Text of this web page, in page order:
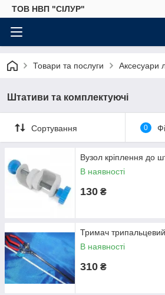
ТОВ НВП "СІЛУР"
Товари та послуги Аксесуари
Штативи та комплектуючі
Сортування 0
Вузол кріплення до
В наявності
130 ₴
Тримач трипальцевий
В наявності
310 ₴